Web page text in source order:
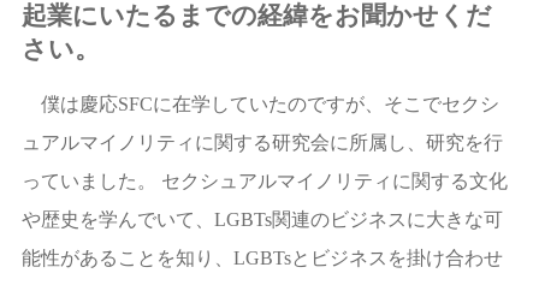
起業にいたるまでの経緯をお聞かせくだ
さい。
僕は慶応SFCに在学していたのですが、そこでセクシ
ュアルマイノリティに関する研究会に所属し、研究を行
っていました。 セクシュアルマイノリティに関する文化
や歴史を学んでいて、LGBTs関連のビジネスに大きな可
能性があることを知り、LGBTsとビジネスを掛け合わせ